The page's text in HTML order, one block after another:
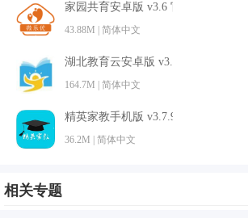
家园共育安卓版 v3.6 官方最新版
43.88M | 简体中文
湖北教育云安卓版 v3.12.5 官方免费版
164.7M | 简体中文
精英家教手机版 v3.7.9 官方最新版
36.2M | 简体中文
相关专题